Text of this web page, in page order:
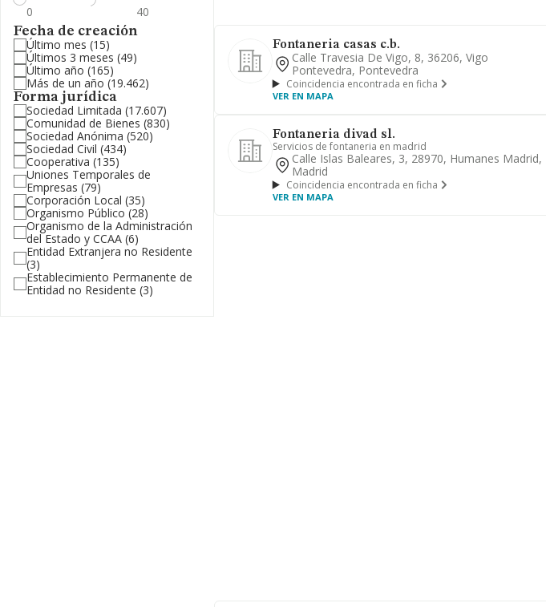
Fecha de creación
Último mes (15)
Últimos 3 meses (49)
Último año (165)
Más de un año (19.462)
Forma jurídica
Sociedad Limitada (17.607)
Comunidad de Bienes (830)
Sociedad Anónima (520)
Sociedad Civil (434)
Cooperativa (135)
Uniones Temporales de
Empresas (79)
Corporación Local (35)
Organismo Público (28)
Organismo de la Administración
del Estado y CCAA (6)
Entidad Extranjera no Residente
(3)
Establecimiento Permanente de
Entidad no Residente (3)
Fontaneria casas c.b.
Calle Travesia De Vigo, 8, 36206, Vigo
Pontevedra, Pontevedra
Coincidencia encontrada en ficha
VER EN MAPA
Fontaneria divad sl.
Servicios de fontaneria en madrid
Calle Islas Baleares, 3, 28970, Humanes Madrid,
Madrid
Coincidencia encontrada en ficha
VER EN MAPA